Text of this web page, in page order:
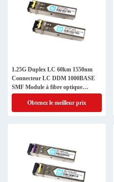
1.25G Duplex LC 60km 1550nm
Connecteur LC DDM 1000BASE
SMF Module à fibre optique
Transcepteur SFP branchable pour
interface FTTX
Obtenez le meilleur prix